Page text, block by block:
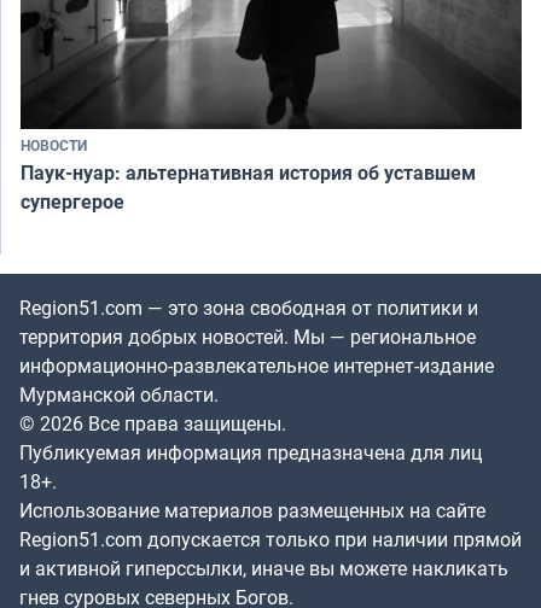
НОВОСТИ
Паук-нуар: альтернативная история об уставшем
супергерое
Region51.com — это зона свободная от политики и
территория добрых новостей. Мы — региональное
информационно-развлекательное интернет-издание
Мурманской области.
© 2026 Все права защищены.
Публикуемая информация предназначена для лиц
18+.
Использование материалов размещенных на сайте
Region51.com допускается только при наличии прямой
и активной гиперссылки, иначе вы можете накликать
гнев суровых северных Богов.